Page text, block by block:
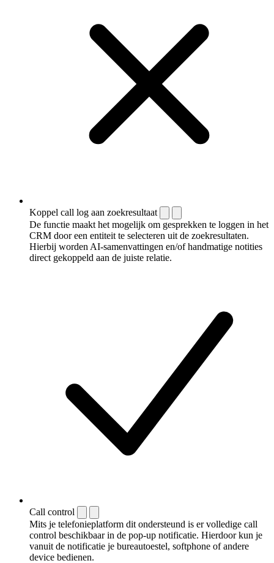
Koppel call log aan zoekresultaat
De functie maakt het mogelijk om gesprekken te loggen in het
CRM door een entiteit te selecteren uit de zoekresultaten.
Hierbij worden AI-samenvattingen en/of handmatige notities
direct gekoppeld aan de juiste relatie.
Call control
Mits je telefonieplatform dit ondersteund is er volledige call
control beschikbaar in de pop-up notificatie. Hierdoor kun je
vanuit de notificatie je bureautoestel, softphone of andere
device bedienen.